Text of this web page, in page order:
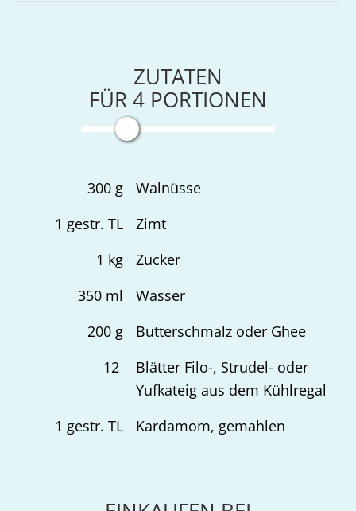
ZUTATEN
FÜR4 PORTIONEN
300g
Walnüsse
1 gestr. TL
Zimt
1 kg
Zucker
350ml
Wasser
200g
Butterschmalz oder Ghee
12
Blätter Filo-, Strudel- oder
Yufkateig aus dem Kühlregal
1 gestr. TL Kardamom, gemahlen